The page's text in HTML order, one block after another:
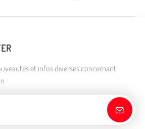
et infos diverses concernant